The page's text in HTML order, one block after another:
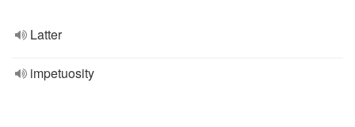
Latter
impetuosity